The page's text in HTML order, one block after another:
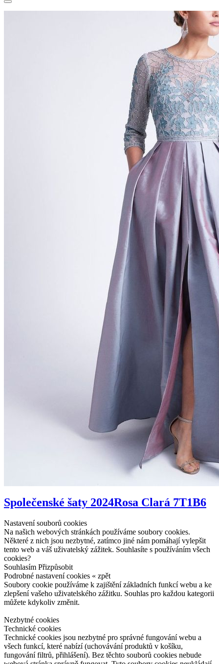
Společenské šaty 2024Rosa Clará 7T1B6
Nastavení souborů cookies
Na našich webových stránkách používáme soubory cookies.
Některé z nich jsou nezbytné, zatímco jiné nám pomáhají vylepšit
tento web a váš uživatelský zážitek. Souhlasíte s používáním všech
cookies?
Souhlasím Přizpůsobit
Podrobné nastavení cookies « zpět
Soubory cookie používáme k zajištění základních funkcí webu a ke
zlepšení vašeho uživatelského zážitku. Souhlas pro každou kategorii
můžete kdykoliv změnit.
Nezbytné cookies
Technické cookies
Technické cookies jsou nezbytné pro správné fungování webu a
všech funkcí, které nabízí (uchovávání produktů v košíku,
fungování filtrů, přihlášení). Bez těchto souborů cookies nebude